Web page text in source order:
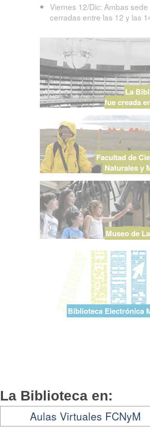
Viernes 12/Dic: Ambas sede
cerradas entre las 12 y las
La
fue creada
Facultad de
Naturales y
Museo de
Biblioteca Electrónica
La Biblioteca en:
Aulas Virtuales FCNyM